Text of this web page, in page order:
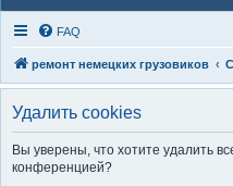
FAQ
ремонт немецких грузовиков
Удалить cookies
Вы уверены, что хотите удалить
конференцией?